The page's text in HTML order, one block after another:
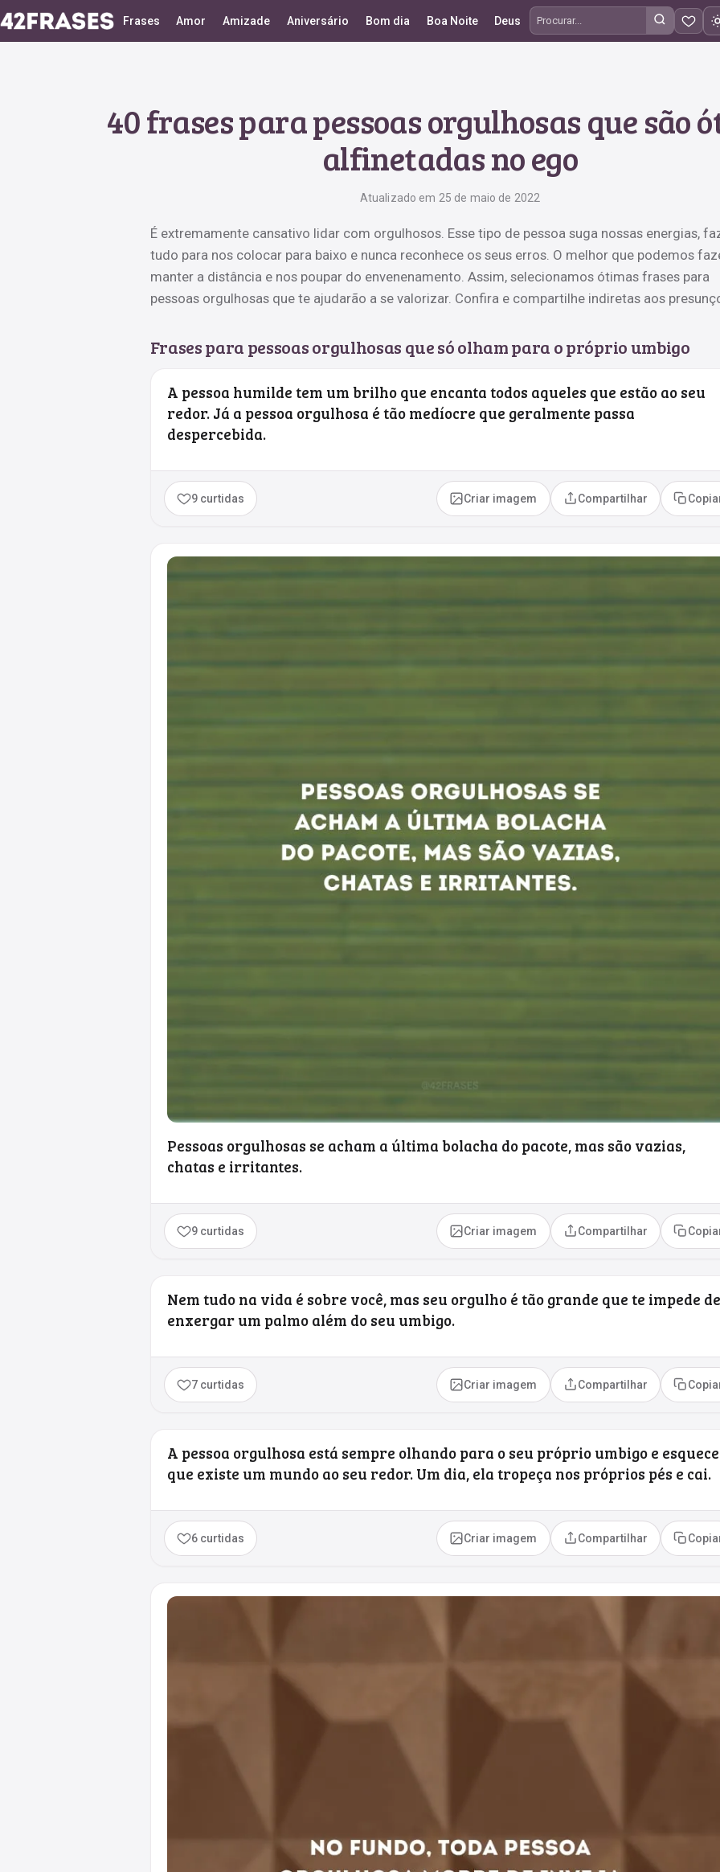
Frases Amor Amizade Aniversário Bom dia Boa Noite Deus
Procurar frases
40 frases para pessoas orgulhosas que são
alfinetadas no ego
Atualizado em 25 de maio de 2022
É extremamente cansativo lidar com orgulhosos. Esse tipo de pessoa suga nossas energias,
tudo para nos colocar para baixo e nunca reconhece os seus erros. O melhor que podemos
manter a distância e nos poupar do envenenamento. Assim, selecionamos ótimas frases para
pessoas orgulhosas que te ajudarão a se valorizar. Confira e compartilhe indiretas aos
Frases para pessoas orgulhosas que só olham para o próprio umbigo
A pessoa humilde tem um brilho que encanta todos aqueles que estão ao seu
redor. Já a pessoa orgulhosa é tão medíocre que geralmente passa
despercebida.
9 curtidas Criar imagem Compartilhar
Pessoas orgulhosas se acham a última bolacha do pacote, mas são vazias,
chatas e irritantes.
9 curtidas Criar imagem Compartilhar
Nem tudo na vida é sobre você, mas seu orgulho é tão grande que te impede de
enxergar um palmo além do seu umbigo.
7 curtidas Criar imagem Compartilhar
A pessoa orgulhosa está sempre olhando para o seu próprio umbigo e esquece
que existe um mundo ao seu redor. Um dia, ela tropeça nos próprios pés e cai.
6 curtidas Criar imagem Compartilhar